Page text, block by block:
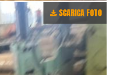
SCARICA FOTO